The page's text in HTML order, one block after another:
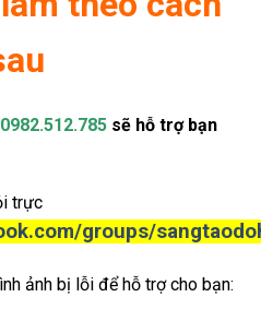
groups/
ảnh bị lỗi để hỗ trợ cho bạn:
để hỗ trợ qua